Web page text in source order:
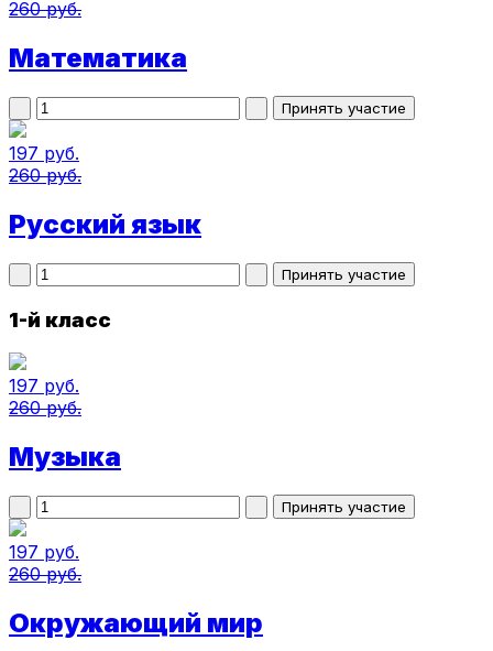
260 руб.
Математика
197 руб.
260 руб.
Русский язык
1-й класс
197 руб.
260 руб.
Музыка
197 руб.
260 руб.
Окружающий мир